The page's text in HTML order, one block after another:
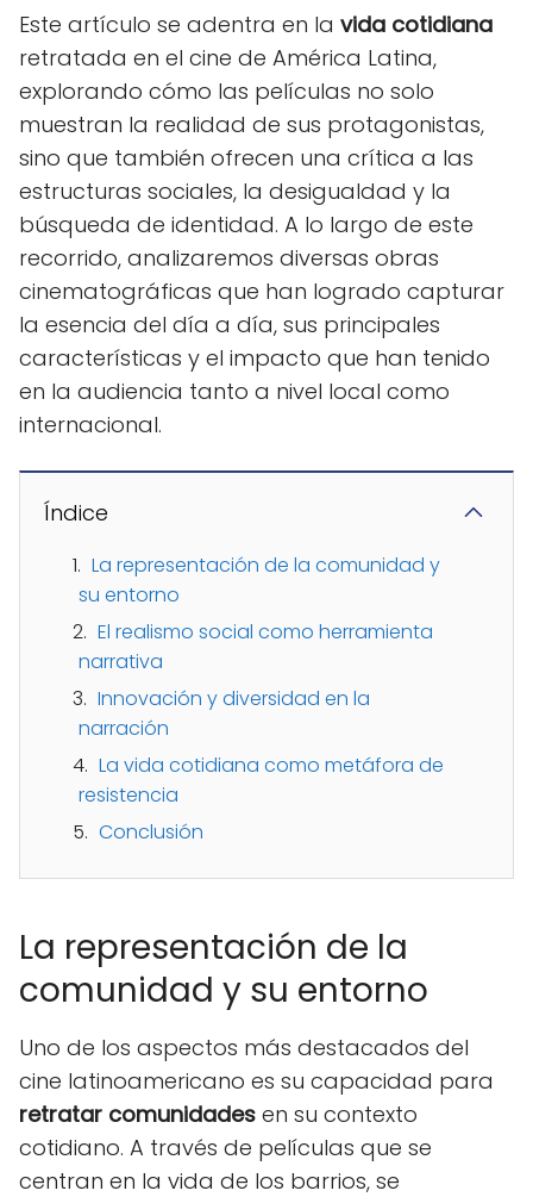
Este artículo se adentra en la vida cotidiana
retratada en el cine de América Latina,
explorando cómo las películas no solo
muestran la realidad de sus protagonistas,
sino que también ofrecen una crítica a las
estructuras sociales, la desigualdad y la
búsqueda de identidad. A lo largo de este
recorrido, analizaremos diversas obras
cinematográficas que han logrado capturar
la esencia del día a día, sus principales
características y el impacto que han tenido
en la audiencia tanto a nivel local como
internacional.
Índice
La representación de la comunidad y
su entorno
El realismo social como herramienta
narrativa
Innovación y diversidad en la
narración
La vida cotidiana como metáfora de
resistencia
Conclusión
La representación de la
comunidad y su entorno
Uno de los aspectos más destacados del
cine latinoamericano es su capacidad para
retratar comunidades en su contexto
cotidiano. A través de películas que se
centran en la vida de los barrios, se